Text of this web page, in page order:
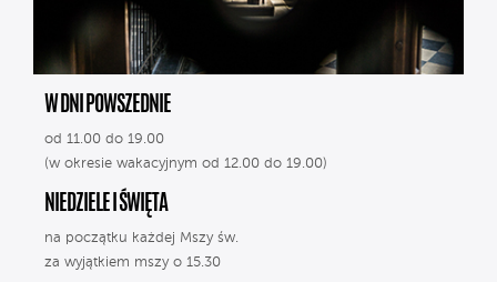
W DNI POWSZEDNIE
od 11.00 do 19.00
(w okresie wakacyjnym od 12.00 do 19.00)
NIEDZIELE I ŚWIĘTA
na początku każdej Mszy św.
za wyjątkiem mszy o 15.30